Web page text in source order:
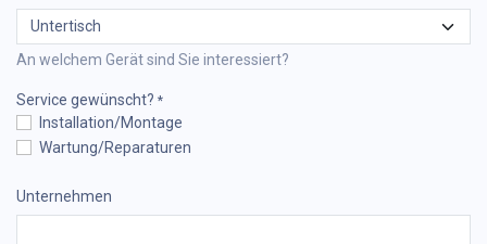
An welchem Gerät sind Sie interessiert?
Service gewünscht? *
Installation/Montage
Wartung/Reparaturen
Unternehmen